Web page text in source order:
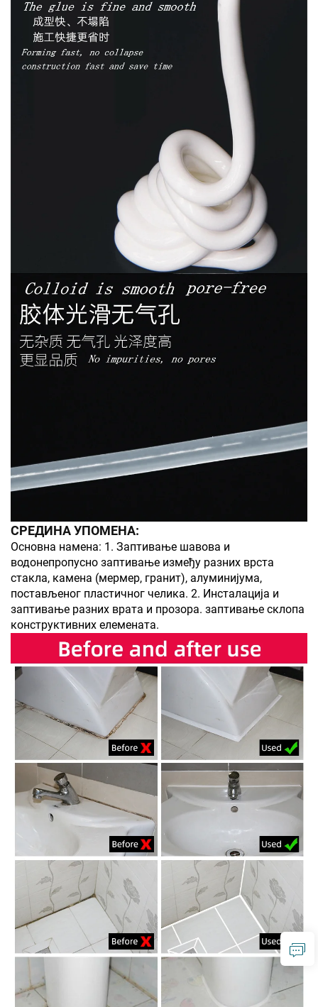
СРЕДИНА УПОМЕНА:
Основна намена: 1. Заптивање шавова и
водонепропусно заптивање између разних врста
стакла, камена (мермер, гранит), алуминијума,
постављеног пластичног челика. 2. Инсталација и
заптивање разних врата и прозора. заптивање склопа
конструктивних елемената.